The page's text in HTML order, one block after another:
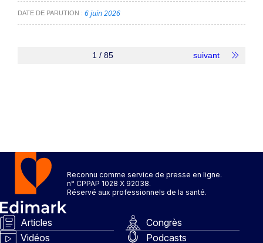
DATE DE PARUTION 6 juin 2026
1 / 85 suivant
Reconnu comme service de presse en ligne.
n° CPPAP 1028 X 92038.
Réservé aux professionnels de la santé.
Articles
Congrès
Vidéos
Podcasts